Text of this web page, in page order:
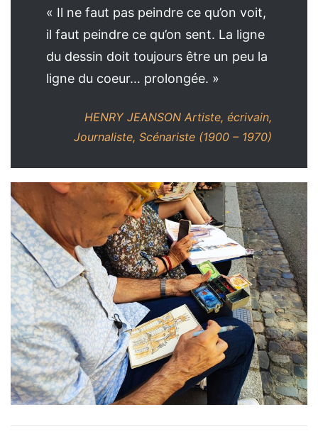
« Il ne faut pas peindre ce qu’on voit,
il faut peindre ce qu’on sent. La ligne
du dessin doit toujours être un peu la
ligne du coeur… prolongée. »
HENRY JEANSON Artiste, écrivain,
Journaliste, Scénariste (1900 – 1970)